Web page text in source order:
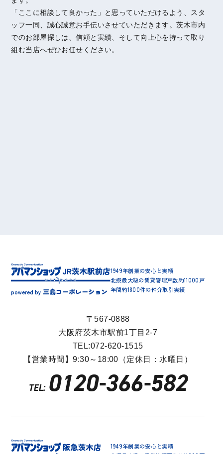
「ここに相談して良かった」と思っていただけるよう、スタ
ッフ一同、誠心誠意お手伝いさせていただきます。茨木市内
でのお部屋探しは、信頼と実績、そして向上心を持って取り
組む当店へぜひお任せください。
powered by 三島コーポレーション
1949年創業の安心と実績
北摂最大級の賃貸管理戸数約11000戸
年間約1800件の仲介取引実績
〒567-0888
大阪府茨木市駅前1丁目2-7
TEL:072-620-1515
【営業時間】9:30～18:00（定休日：水曜日）
TEL: 0120-366-582
1949年創業の安心と実績